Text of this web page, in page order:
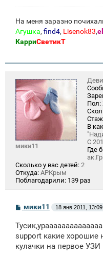
На меня заразно
Агушка, find4, Lisenok83,
КарриСветикТ
мики11
Пол:
В
С
Где
Сколько у вас детей: 2
Откуда: АРКрым
Поблагодарили: 139 раз
С
о
б
щ
е
н
мики11 18 янв 2011, 13:09
support какие хорошие
кулачки на первое УЗИ